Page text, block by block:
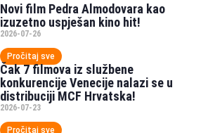
Novi film Pedra Almodovara kao
izuzetno uspješan kino hit!
2026-07-26
Pročitaj sve
Čak 7 filmova iz službene
konkurencije Venecije nalazi se u
distribuciji MCF Hrvatska!
2026-07-23
Pročitaj sve